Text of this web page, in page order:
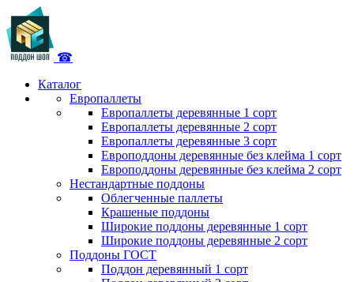
☎
Каталог
Европаллеты
Европаллеты деревянные 1 сорт
Европаллеты деревянные 2 сорт
Европаллеты деревянные 3 сорт
Европоддоны деревянные без клейма 1 сорт
Европоддоны деревянные без клейма 2 сорт
Нестандартные поддоны
Облегченные паллеты
Крашеные поддоны
Широкие поддоны деревянные 1 сорт
Широкие поддоны деревянные 2 сорт
Поддоны ГОСТ
Поддон деревянный 1 сорт